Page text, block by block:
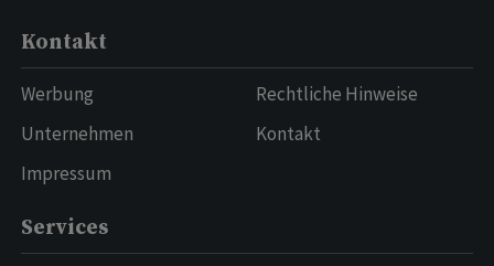
Kontakt
Werbung
Unternehmen
Impressum
Rechtliche Hinweise
Kontakt
Services